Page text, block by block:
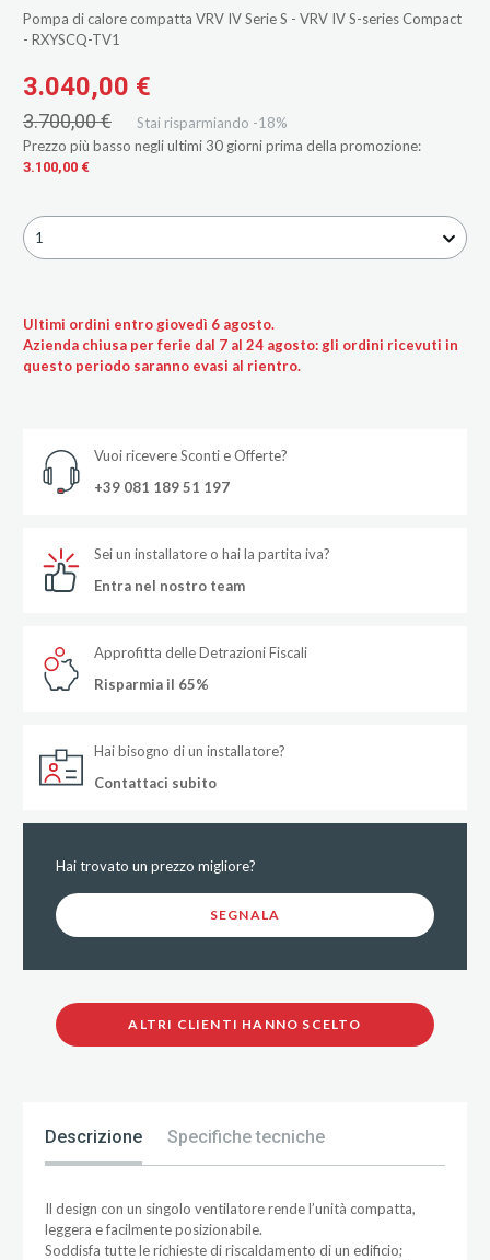
Pompa di calore compatta VRV IV Serie S - VRV IV S-series Compact
- RXYSCQ-TV1
3.040,00 €
3.700,00 €
Stai risparmiando -18%
Prezzo più basso negli ultimi 30 giorni prima della promozione:
3.100,00 €
1
Ultimi ordini entro giovedì 6 agosto.
Azienda chiusa per ferie dal 7 al 24 agosto: gli ordini ricevuti in
questo periodo saranno evasi al rientro.
Vuoi ricevere Sconti e Offerte?
+39 081 189 51 197
Sei un installatore o hai la partita iva?
Entra nel nostro team
Approfitta delle Detrazioni Fiscali
Risparmia il 65%
Hai bisogno di un installatore?
Contattaci subito
Hai trovato un prezzo migliore?
SEGNALA
ALTRI CLIENTI HANNO SCELTO
Descrizione Specifiche tecniche
Il design con un singolo ventilatore rende l’unità compatta,
leggera e facilmente posizionabile.
Soddisfa tutte le richieste di riscaldamento di un edificio;